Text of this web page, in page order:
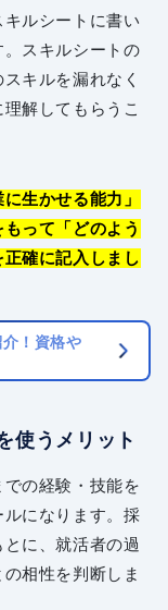
ルシートに書い
スキルシートの
キルを漏れなく
解してもらうこ
生かせる能力」
って「どのよう
確に記入しまし
！資格や
使うメリット
の経験・技能を
になります。採
に、就活者の過
相性を判断しま